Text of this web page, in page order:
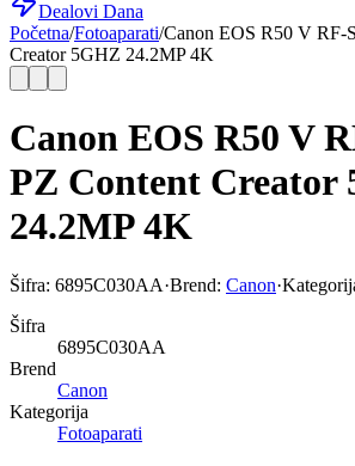
Dealovi Dana
Početna/Fotoaparati/Canon EOS R50 V RF-
Creator 5GHZ 24.2MP 4K
Canon EOS R50 V
PZ Content Creator
24.2MP 4K
Šifra: 6895C030AA·Brend: Canon·
Šifra
6895C030AA
Brend
Canon
Kategorija
Fotoaparati